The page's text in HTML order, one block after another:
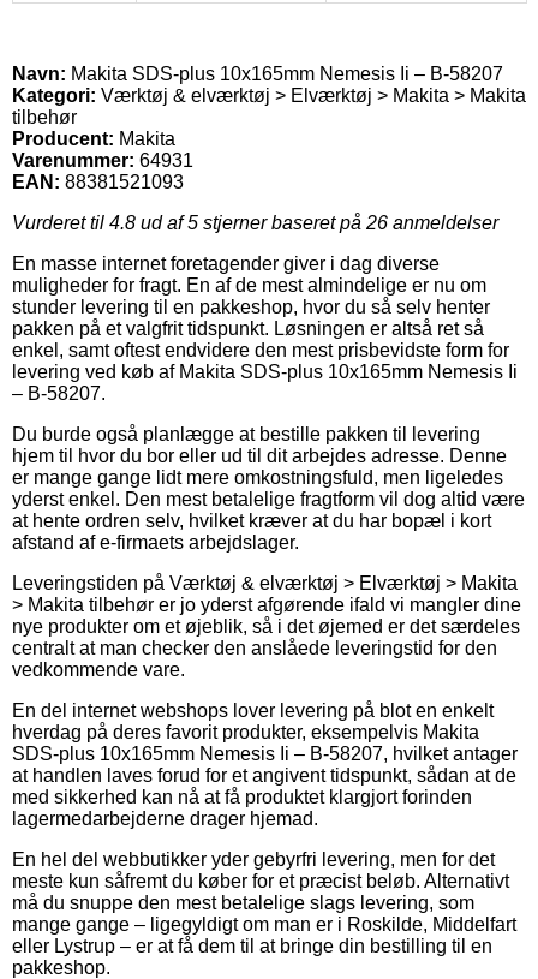
Navn: Makita SDS-plus 10x165mm Nemesis Ii – B-58207
Kategori: Værktøj & elværktøj > Elværktøj > Makita > Makita
tilbehør
Producent: Makita
Varenummer: 64931
EAN: 88381521093
Vurderet til 4.8 ud af 5 stjerner baseret på 26 anmeldelser
En masse internet foretagender giver i dag diverse
muligheder for fragt. En af de mest almindelige er nu om
stunder levering til en pakkeshop, hvor du så selv henter
pakken på et valgfrit tidspunkt. Løsningen er altså ret så
enkel, samt oftest endvidere den mest prisbevidste form for
levering ved køb af Makita SDS-plus 10x165mm Nemesis Ii
– B-58207.
Du burde også planlægge at bestille pakken til levering
hjem til hvor du bor eller ud til dit arbejdes adresse. Denne
er mange gange lidt mere omkostningsfuld, men ligeledes
yderst enkel. Den mest betalelige fragtform vil dog altid være
at hente ordren selv, hvilket kræver at du har bopæl i kort
afstand af e-firmaets arbejdslager.
Leveringstiden på Værktøj & elværktøj > Elværktøj > Makita
> Makita tilbehør er jo yderst afgørende ifald vi mangler dine
nye produkter om et øjeblik, så i det øjemed er det særdeles
centralt at man checker den anslåede leveringstid for den
vedkommende vare.
En del internet webshops lover levering på blot en enkelt
hverdag på deres favorit produkter, eksempelvis Makita
SDS-plus 10x165mm Nemesis Ii – B-58207, hvilket antager
at handlen laves forud for et angivent tidspunkt, sådan at de
med sikkerhed kan nå at få produktet klargjort forinden
lagermedarbejderne drager hjemad.
En hel del webbutikker yder gebyrfri levering, men for det
meste kun såfremt du køber for et præcist beløb. Alternativt
må du snuppe den mest betalelige slags levering, som
mange gange – ligegyldigt om man er i Roskilde, Middelfart
eller Lystrup – er at få dem til at bringe din bestilling til en
pakkeshop.